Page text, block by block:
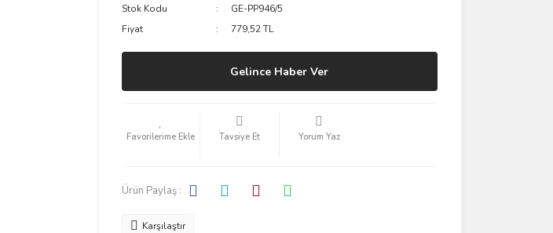
Stok Kodu
GE-PP946/5
Fiyat
779,52 TL
Gelince Haber Ver
Tavsiye Et Yorum Yaz
Ürün Paylaş :
Karşılaştır